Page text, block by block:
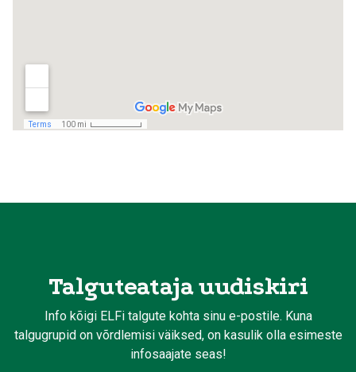
Talguteataja uudiskiri
Info kõigi ELFi talgute kohta sinu e-postile. Kuna
talgugrupid on võrdlemisi väiksed, on kasulik olla esimeste
infosaajate seas!